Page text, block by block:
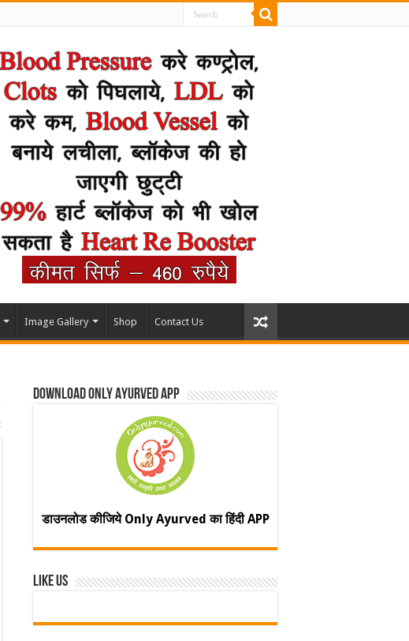
Image Gallery Shop Contact Us
Download Only Ayurved App
डाउनलोड कीजिये Only Ayurved का हिंदी APP
Like Us